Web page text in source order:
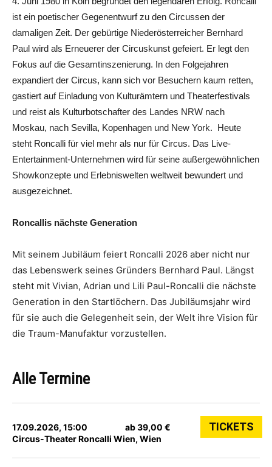
ist ein poetischer Gegenentwurf zu den Circussen der
damaligen Zeit. Der gebürtige Niederösterreicher Bernhard
Paul wird als Erneuerer der Circuskunst gefeiert. Er legt den
Fokus auf die Gesamtinszenierung. In den Folgejahren
expandiert der Circus, kann sich vor Besuchern kaum retten,
gastiert auf Einladung von Kulturämtern und Theaterfestivals
und reist als Kulturbotschafter des Landes NRW nach
Moskau, nach Sevilla, Kopenhagen und New York. Heute
steht Roncalli für viel mehr als nur für Circus. Das Live-
Entertainment-Unternehmen wird für seine außergewöhnlichen
Showkonzepte und Erlebniswelten weltweit bewundert und
ausgezeichnet.
Roncallis nächste Generation
Mit seinem Jubiläum feiert Roncalli 2026 aber nicht nur
das Lebenswerk seines Gründers Bernhard Paul. Längst
steht mit Vivian, Adrian und Lili Paul-Roncalli die nächste
Generation in den Startlöchern. Das Jubiläumsjahr wird
für sie auch die Gelegenheit sein, der Welt ihre Vision für
die Traum-Manufaktur vorzustellen.
Alle Termine
17.09.2026, 15:00
Circus-Theater Roncalli Wien, Wien
ab 39,00 € TICKETS